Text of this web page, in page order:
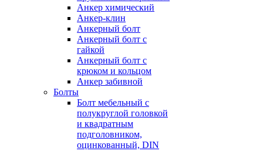
Анкер химический
Анкер-клин
Анкерный болт
Анкерный болт с
гайкой
Анкерный болт с
крюком и кольцом
Анкер забивной
Болты
Болт мебельный с
полукруглой головкой
и квадратным
подголовником,
оцинкованный, DIN